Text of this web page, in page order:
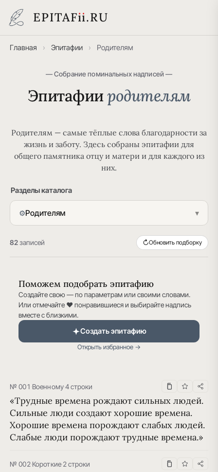
EPITAFii.RU
Главная › Эпитафии › Родителям
— Собрание поминальных надписей —
Эпитафииродителям
Родителям — самые тёплые слова благодарности за
жизнь и заботу. Здесь собраны эпитафии для
общего памятника отцу и матери и для каждого из
них.
Разделы каталога
⚙Родителям ▾
82записей ↻Обновить подборку
Поможем подобрать эпитафию
Создайте свою — по параметрам или своими словами.
Или отмечайте ♥ понравившиеся и выбирайте надпись
вместе с близкими.
Создать эпитафию
Открыть избранное →
№ 001·Военному·4 строки
«Трудные времена рождают сильных людей.
Сильные люди создают хорошие времена.
Хорошие времена порождают слабых людей.
Слабые люди порождают трудные времена.»
№ 002·Короткие·2 строки